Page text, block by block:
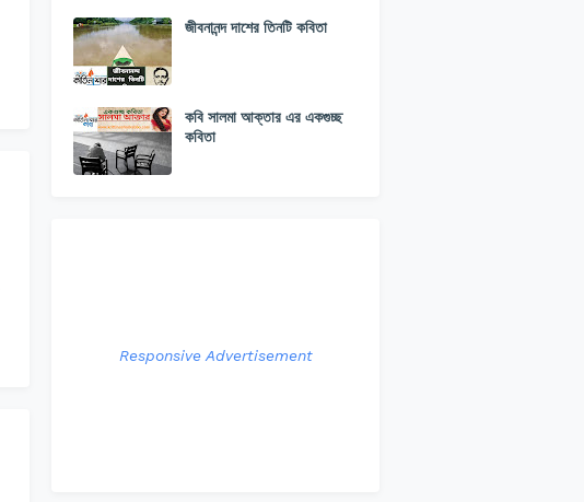
জীবনানন্দ দাশের তিনটি কবিতা
কবি সালমা আক্তার এর একগুচ্ছ
কবিতা
Responsive Advertisement